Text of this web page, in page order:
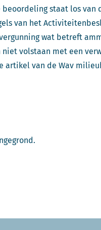
staat los van
van het
wat betreft
volstaan met een
artikel van de Wav